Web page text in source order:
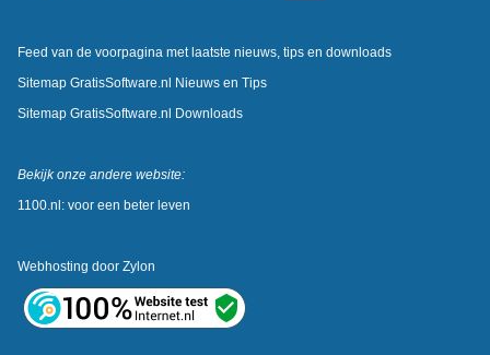
Feed van de voorpagina met laatste nieuws, tips en downloads
Sitemap GratisSoftware.nl Nieuws en Tips
Sitemap GratisSoftware.nl Downloads
Bekijk onze andere website:
1100.nl: voor een beter leven
Webhosting door Zylon